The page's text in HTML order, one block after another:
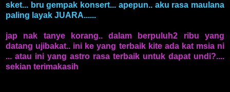
sket... bru gempak konsert... apepun.. aku rasa maulana
paling layak JUARA......
jap nak tanye korang.. dalam berpuluh2 ribu yang
datang ujibakat.. ini ke yang terbaik kite ada kat msia ni
... atau ini yang astro rasa terbaik untuk dapat undi?....
sekian terimakasih